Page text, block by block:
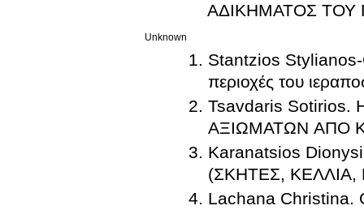
ΑΔΙΚΗΜΑΤΟΣ ΤΟΥ
Unknown
Stantzios Stylianos-
περιοχές του
Tsavdaris
ΑΞΙΩΜΑΤΩΝ ΑΠΟ
Karanatsios
(ΣΚΗΤΕΣ,
Lachana